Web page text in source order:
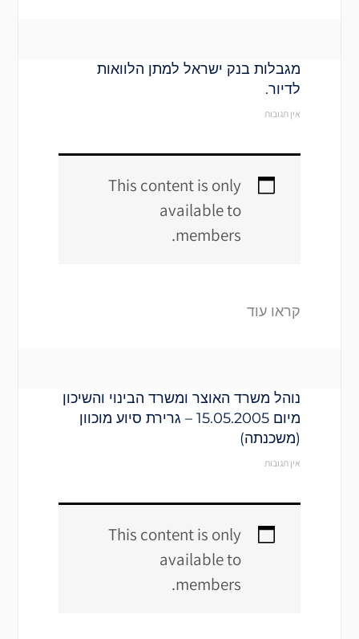
מגבלות בנק ישראל למתן הלוואות
לדיור.
אין תגובות
This content is only
available to
members.
קראו עוד
נוהל משרד האוצר ומשרד הבינוי והשיכון
מיום 15.05.2005 – גרירת סיוע מוכוון
(משכנתה)
אין תגובות
This content is only
available to
members.